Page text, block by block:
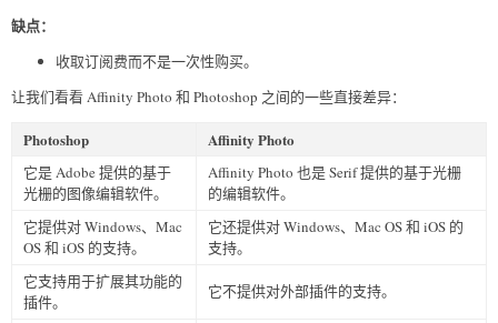
缺点：
收取订阅费而不是一次性购买。
让我们看看 Affinity Photo 和 Photoshop 之间的一些直接差异：
Photoshop Affinity Photo
它是 Adobe 提供的基于
光栅的图像编辑软件。
Affinity Photo 也是 Serif 提供的基于光栅
的编辑软件。
它提供对 Windows、Mac
OS 和 iOS 的支持。
它还提供对 Windows、Mac OS 和 iOS 的
支持。
它支持用于扩展其功能的
插件。
它不提供对外部插件的支持。